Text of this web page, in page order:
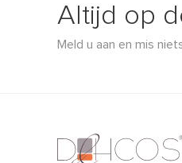
Altijd op
Meld u aan en mis